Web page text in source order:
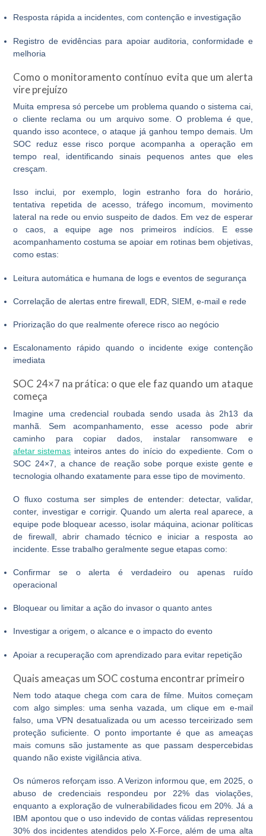
Resposta rápida a incidentes, com contenção e investigação
Registro de evidências para apoiar auditoria, conformidade e
melhoria
Como o monitoramento contínuo evita que um alerta
vire prejuízo
Muita empresa só percebe um problema quando o sistema cai,
o cliente reclama ou um arquivo some. O problema é que,
quando isso acontece, o ataque já ganhou tempo demais. Um
SOC reduz esse risco porque acompanha a operação em
tempo real, identificando sinais pequenos antes que eles
cresçam.
Isso inclui, por exemplo, login estranho fora do horário,
tentativa repetida de acesso, tráfego incomum, movimento
lateral na rede ou envio suspeito de dados. Em vez de esperar
o caos, a equipe age nos primeiros indícios. E esse
acompanhamento costuma se apoiar em rotinas bem objetivas,
como estas:
Leitura automática e humana de logs e eventos de segurança
Correlação de alertas entre firewall, EDR, SIEM, e-mail e rede
Priorização do que realmente oferece risco ao negócio
Escalonamento rápido quando o incidente exige contenção
imediata
SOC 24×7 na prática: o que ele faz quando um ataque
começa
Imagine uma credencial roubada sendo usada às 2h13 da
manhã. Sem acompanhamento, esse acesso pode abrir
caminho para copiar dados, instalar ransomware e
afetar sistemas inteiros antes do início do expediente. Com o
SOC 24×7 , a chance de reação sobe porque existe gente e
tecnologia olhando exatamente para esse tipo de movimento.
O fluxo costuma ser simples de entender: detectar, validar,
conter, investigar e corrigir. Quando um alerta real aparece, a
equipe pode bloquear acesso, isolar máquina, acionar políticas
de firewall, abrir chamado técnico e iniciar a resposta ao
incidente. Esse trabalho geralmente segue etapas como:
Confirmar se o alerta é verdadeiro ou apenas ruído
operacional
Bloquear ou limitar a ação do invasor o quanto antes
Investigar a origem, o alcance e o impacto do evento
Apoiar a recuperação com aprendizado para evitar repetição
Quais ameaças um SOC costuma encontrar primeiro
Nem todo ataque chega com cara de filme. Muitos começam
com algo simples: uma senha vazada, um clique em e-mail
falso, uma VPN desatualizada ou um acesso terceirizado sem
proteção suficiente. O ponto importante é que as ameaças
mais comuns são justamente as que passam despercebidas
quando não existe vigilância ativa.
Os números reforçam isso. A Verizon informou que, em 2025, o
abuso de credenciais respondeu por 22% das violações,
enquanto a exploração de vulnerabilidades ficou em 20%. Já a
IBM apontou que o uso indevido de contas válidas representou
30% dos incidentes atendidos pelo X-Force, além de uma alta